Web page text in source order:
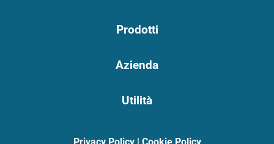
Prodotti
Azienda
Utilità